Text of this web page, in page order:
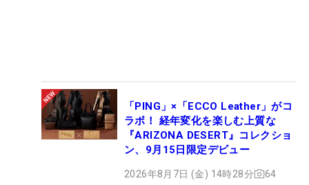
「PING」×「ECCO Leather」がコ
ラボ！ 経年変化を楽しむ上質な
『ARIZONA DESERT』コレクショ
ン、9月15日限定デビュー
2026年8月7日 (金) 14時28分 64